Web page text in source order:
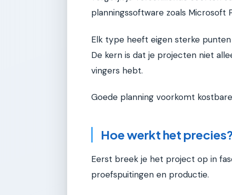
planningssoftware zoals Microsoft
Elk type heeft eigen sterke
De kern is dat je projecten niet
vingers hebt.
Goede planning voorkomt
Hoe werkt het
Eerst breek je het project op in
proefspuitingen en productie.